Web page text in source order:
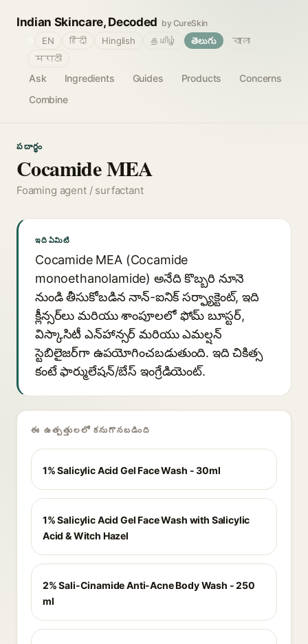
Indian Skincare, Decoded by CureSkin
Ask Ingredients Guides Products
Concerns
Combine
EN हिंदी Hinglish தமிழ் తెలుగు
বাংলা
मराठी
పదార్థం
Cocamide MEA
Foaming agent / surfactant
ఇది ఏమిటి
Cocamide MEA (Cocamide
monoethanolamide) అనేది కొబ్బరి నూనె
నుండి తీసుకోబడిన నాన్-ఐనిక్ సర్ఫ్యాక్టెంట్, ఇది
క్లీన్సర్‌లు మరియు శాంపూలలో ఫోమ్ బూస్టర్,
విస్కాసిటీ ఎన్‌హాన్సర్ మరియు ఎమల్షన్
స్టెబిలైజర్‌గా ఉపయోగించబడుతుంది. ఇది చికిత్స
కంటే ఫార్ములేషన్/బేస్ ఇంగ్రేడియెంట్.
ఈ ఉత్పత్తులలో కనుగొనబడింది
1% Salicylic Acid Gel Face Wash - 30ml
1% Salicylic Acid Gel Face Wash with Salicylic
Acid & Witch Hazel
2% Sali-Cinamide Anti-Acne Body Wash - 250
ml